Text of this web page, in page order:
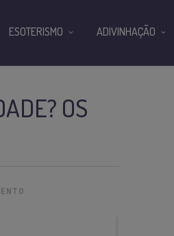
OS
ESOTERISMO ADIVINHAÇÃO